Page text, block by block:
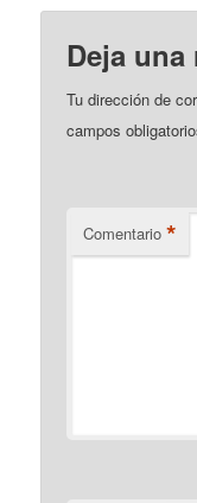
Deja una
Tu dirección de
campos
Comentario *